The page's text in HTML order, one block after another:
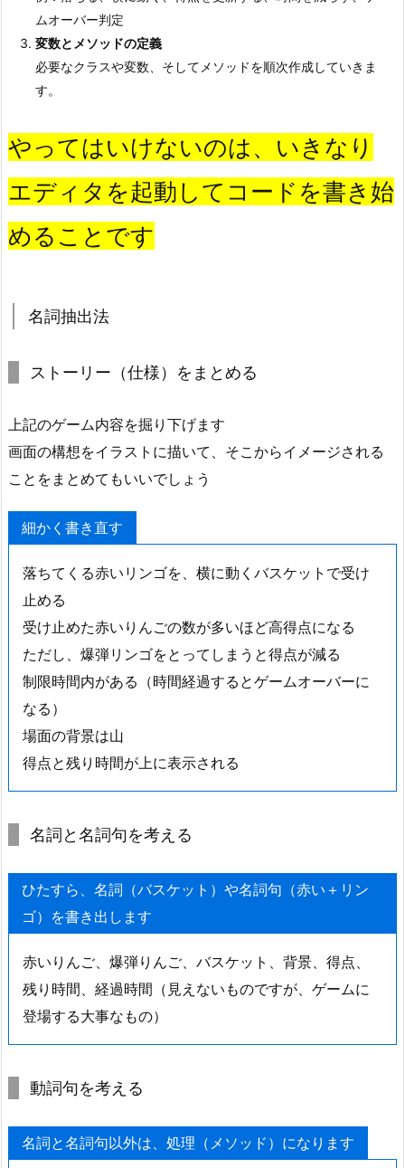
5.
名
詞
抽
法
2.
6.
ー
徐々
に
っ
い
く
2.
ブ
ジ
ェ
ト
の
動
き
に
絞
少
ず
つ
作
て
い
く
2.
フ
ー
ム
ムオーバー判定
変数とメソッドの定義
必要なクラスや変数、そしてメソッドを順次作成していきま
す。
やってはいけないのは、いきなり
エディタを起動してコードを書き始
めることです
名詞抽出法
ストーリー（仕様）をまとめる
上記のゲーム内容を掘り下げます
画面の構想をイラストに描いて、そこからイメージされる
ことをまとめてもいいでしょう
細かく書き直す
落ちてくる赤いリンゴを、横に動くバスケットで受け
止める
受け止めた赤いりんごの数が多いほど高得点になる
ただし、爆弾リンゴをとってしまうと得点が減る
制限時間内がある（時間経過するとゲームオーバーに
なる）
場面の背景は山
得点と残り時間が上に表示される
名詞と名詞句を考える
ひたすら、名詞（バスケット）や名詞句（赤い＋リン
ゴ）を書き出します
赤いりんご、爆弾りんご、バスケット、背景、得点、
残り時間、経過時間（見えないものですが、ゲームに
登場する大事なもの）
動詞句を考える
名詞と名詞句以外は、処理（メソッド）になります